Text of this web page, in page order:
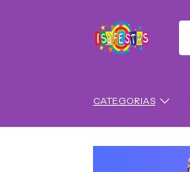
CATEGORIAS